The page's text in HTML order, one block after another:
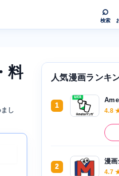
⌕
検索
料
し
人気漫画ランキ
1
4.8
2
漫
4.7